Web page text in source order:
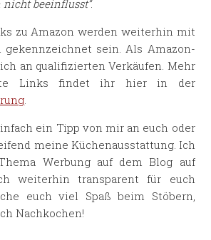
nicht beeinflusst“.
zu Amazon werden weiterhin mit
gekennzeichnet sein. Als Amazon-
an qualifizierten Verkäufen. Mehr
Links findet ihr hier in der
ein Tipp von mir an euch oder
meine Küchenausstattung. Ich
Werbung auf dem Blog auf
weiterhin transparent für euch
euch viel Spaß beim Stöbern,
Nachkochen!